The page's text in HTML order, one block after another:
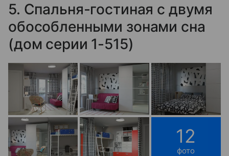
5. Спальня-гостиная с двумя
обособленными зонами сна
(дом серии 1-515)
12
фото